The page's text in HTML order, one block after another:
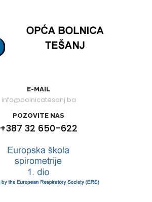
E-MAIL
info@bolnicatesanj.ba
POZOVITE NAS
+387 32 650-622